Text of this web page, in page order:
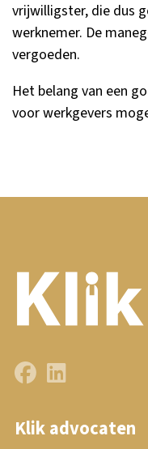
vrijwilligster, die dus
werknemer. De
vergoeden.
Het belang van een
voor werkgevers
Klik advocaten